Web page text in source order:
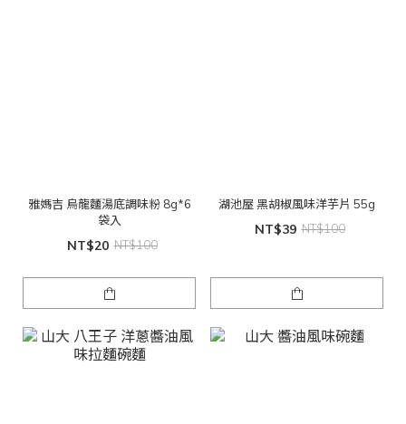
雅媽吉 烏龍麵湯底調味粉 8g*6
袋入
NT$20 NT$100
湖池屋 黑胡椒風味洋芋片 55g
NT$39 NT$100